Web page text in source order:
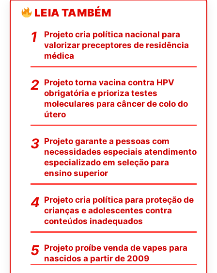
LEIA TAMBÉM
Projeto cria política nacional para
valorizar preceptores de residência
médica
Projeto torna vacina contra HPV
obrigatória e prioriza testes
moleculares para câncer de colo do
útero
Projeto garante a pessoas com
necessidades especiais atendimento
especializado em seleção para
ensino superior
Projeto cria política para proteção de
crianças e adolescentes contra
conteúdos inadequados
Projeto proíbe venda de vapes para
nascidos a partir de 2009